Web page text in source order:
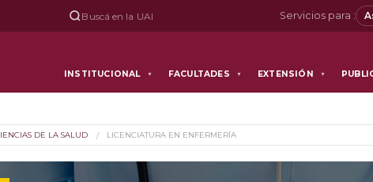
Buscá en la UAI Servicios para :
INSTITUCIONAL ▼ FACULTADES ▼ EXTENSIÓN ▼
DE LA SALUD LICENCIATURA EN ENFERMERÍA